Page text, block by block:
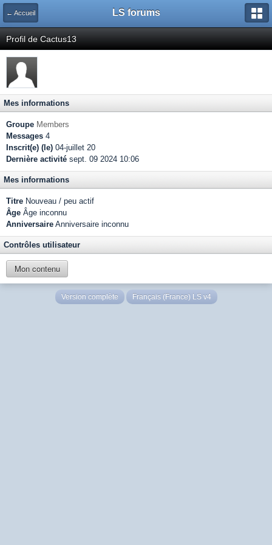
← Accueil LS forums
Profil de Cactus13
Mes informations
Groupe Members
Messages 4
Inscrit(e) (le) 04-juillet 20
Dernière activité sept. 09 2024 10:06
Mes informations
Titre Nouveau / peu actif
Âge Âge inconnu
Anniversaire Anniversaire inconnu
Contrôles utilisateur
Mon contenu
Version complète Français (France) LS v4